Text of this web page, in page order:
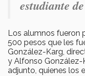
estudiante
Los alumnos fueron
500 pesos que les
González-Karg,
y Alfonso González-
adjunto, quienes los